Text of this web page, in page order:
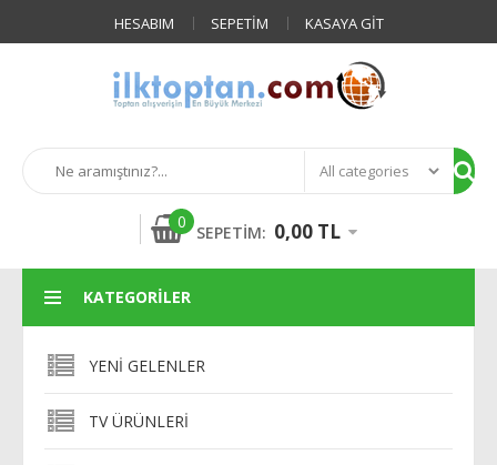
HESABIM SEPETIM KASAYA GIT
0
SEPETIM: 0,00 TL
KATEGORILER
YENI GELENLER
TV ÜRÜNLERI